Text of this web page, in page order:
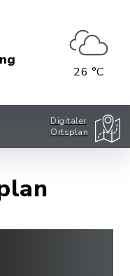
26 °C
Digitaler
Ortsplan